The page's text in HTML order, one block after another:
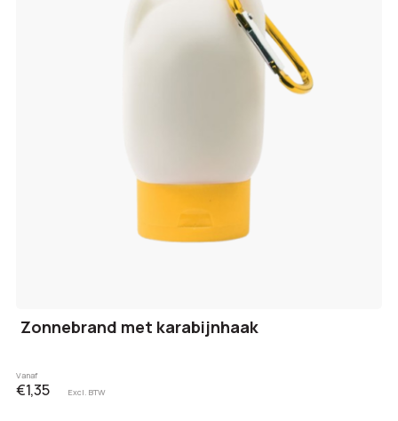
Zonnebrand met karabijnhaak
Vanaf
€1,35 Excl. BTW